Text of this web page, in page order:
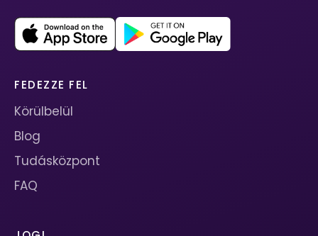
FEDEZZE FEL
Körülbelül
Blog
Tudásközpont
FAQ